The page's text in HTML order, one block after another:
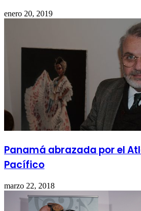
enero 20, 2019
Panamá abrazada por el
Pacífico
marzo 22, 2018